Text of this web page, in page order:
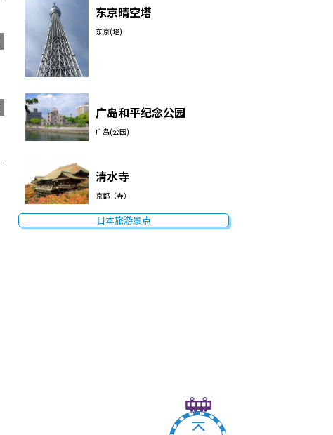
东京晴空塔
东京(塔)
广岛和平纪念公园
广岛(公园)
清水寺
京都（寺）
日本旅游景点